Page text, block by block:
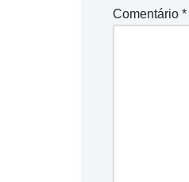
Comentário *